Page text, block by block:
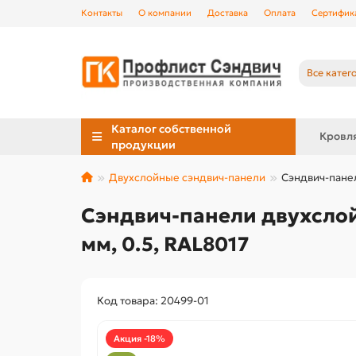
Контакты О компании Доставка Оплата
Все
Каталог собственной
продукции
Двухслойные сэндвич-панели Сэндвич-
Сэндвич-панели
мм, 0.5, RAL8017
Код товара: 20499-01
Акция -18%